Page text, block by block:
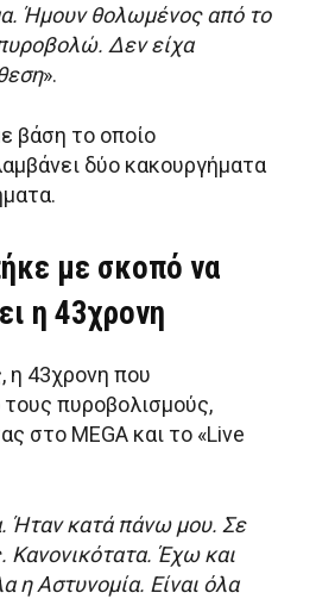
Ήμουν θολωμένος από το
Δεν είχα
».
βάση το οποίο
δύο κακουργήματα
με σκοπό να
η 43χρονη
η 43χρονη που
πυροβολισμούς,
στο MEGA και το «Live
Ήταν κατά πάνω μου. Σε
Κανονικότατα. Έχω και
η Αστυνομία. Είναι όλα